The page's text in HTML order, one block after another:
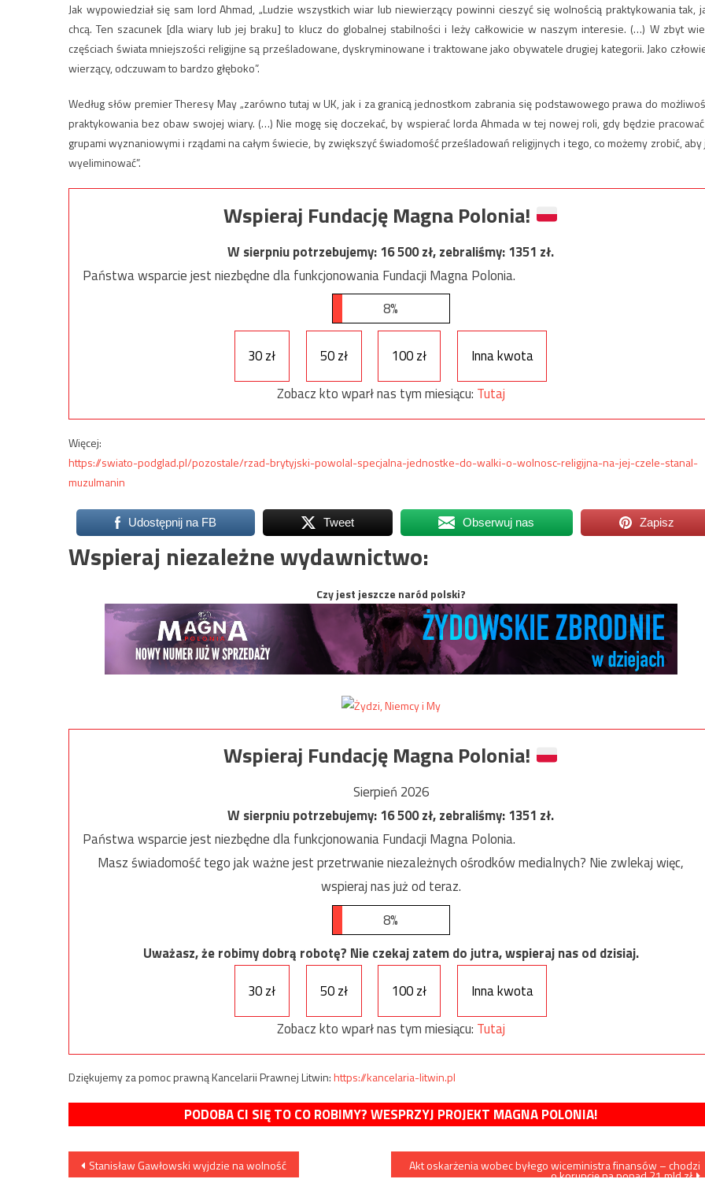
Jak wypowiedział się sam lord Ahmad, „Ludzie wszystkich wiar lub niewierzący powinni cieszyć się wolnością praktykowania tak,
chcą. Ten szacunek [dla wiary lub jej braku] to klucz do globalnej stabilności i leży całkowicie w naszym interesie. (…) W zbyt
częściach świata mniejszości religijne są prześladowane, dyskryminowane i traktowane jako obywatele drugiej kategorii. Jako
wierzący, odczuwam to bardzo głęboko”.
Według słów premier Theresy May „zarówno tutaj w UK, jak i za granicą jednostkom zabrania się podstawowego prawa do
praktykowania bez obaw swojej wiary. (…) Nie mogę się doczekać, by wspierać lorda Ahmada w tej nowej roli, gdy będzie
grupami wyznaniowymi i rządami na całym świecie, by zwiększyć świadomość prześladowań religijnych i tego, co możemy zrobić, aby
wyeliminować”.
Wspieraj Fundację Magna Polonia!
W sierpniu potrzebujemy:16 500zł, zebraliśmy:1351 zł.
Państwa wsparcie jest niezbędne dla funkcjonowania Fundacji Magna Polonia.
8%
30 zł 50 zł 100 zł
Inna kwota
Zobacz kto wparł nas tym miesiącu: Tutaj
Więcej:
https://swiato-podglad.pl/pozostale/rzad-brytyjski-powolal-specjalna-jednostke-do-walki-o-wolnosc-religijna-na-jej-czele-stanal-
muzulmanin
Udostępnij na FB Tweet Obserwuj nas Zapisz
Wspieraj niezależne wydawnictwo:
Czy jest jeszcze naród polski?
Wspieraj Fundację Magna Polonia!
Sierpień 2026
W sierpniu potrzebujemy:16 500zł, zebraliśmy:1351 zł.
Państwa wsparcie jest niezbędne dla funkcjonowania Fundacji Magna Polonia.
Masz świadomość tego jak ważne jest przetrwanie niezależnych ośrodków medialnych? Nie zwlekaj więc,
wspieraj nas już od teraz.
8%
Uważasz, że robimy dobrą robotę? Nie czekaj zatem do jutra, wspieraj nas od dzisiaj.
30 zł
50 zł 100 zł
Inna kwota
Zobacz kto wparł nas tym miesiącu: Tutaj
Dziękujemy za pomoc prawną Kancelarii Prawnej Litwin:https://kancelaria-litwin.pl
PODOBA CI SIĘ TO CO ROBIMY? WESPRZYJ PROJEKT MAGNA POLONIA!
Nawigacja
Stanisław Gawłowski wyjdzie na wolność Akt oskarżenia wobec byłego wiceministra finansów – chodzi